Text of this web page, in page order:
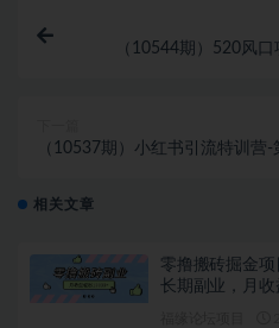
（10544期）520风
（10537期）小红书引流特训营
相关文章
零撸搬砖掘金
长期副业，月